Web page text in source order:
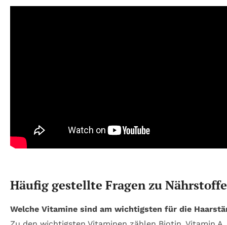
Häufig gestellte Fragen zu
Welche Vitamine sind am wichtigsten für die